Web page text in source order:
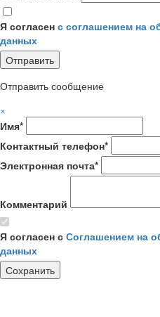
Я согласен с соглашением на
данных
Отправить сообщение
×
Имя*
Контактный телефон*
Электронная почта*
Комментарий
Я согласен с Соглашением на
данных